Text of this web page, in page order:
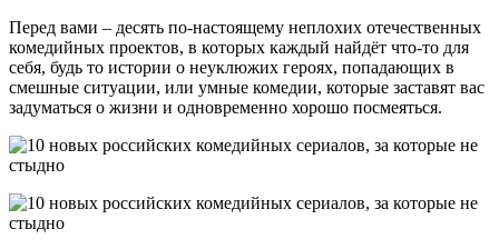
Перед вами – десять по-настоящему неплохих отечественных
комедийных проектов, в которых каждый найдёт что-то для
себя, будь то истории о неуклюжих героях, попадающих в
смешные ситуации, или умные комедии, которые заставят вас
задуматься о жизни и одновременно хорошо посмеяться.